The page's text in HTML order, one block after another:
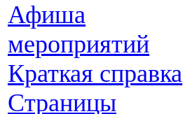
Афиша
мероприятий
Краткая справка
Страницы